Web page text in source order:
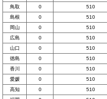
鳥取
0 510
島根
0 510
岡山
0 510
広島
0 510
山口
0 510
徳島
0 510
香川
0 510
愛媛
0 510
高知
0 510